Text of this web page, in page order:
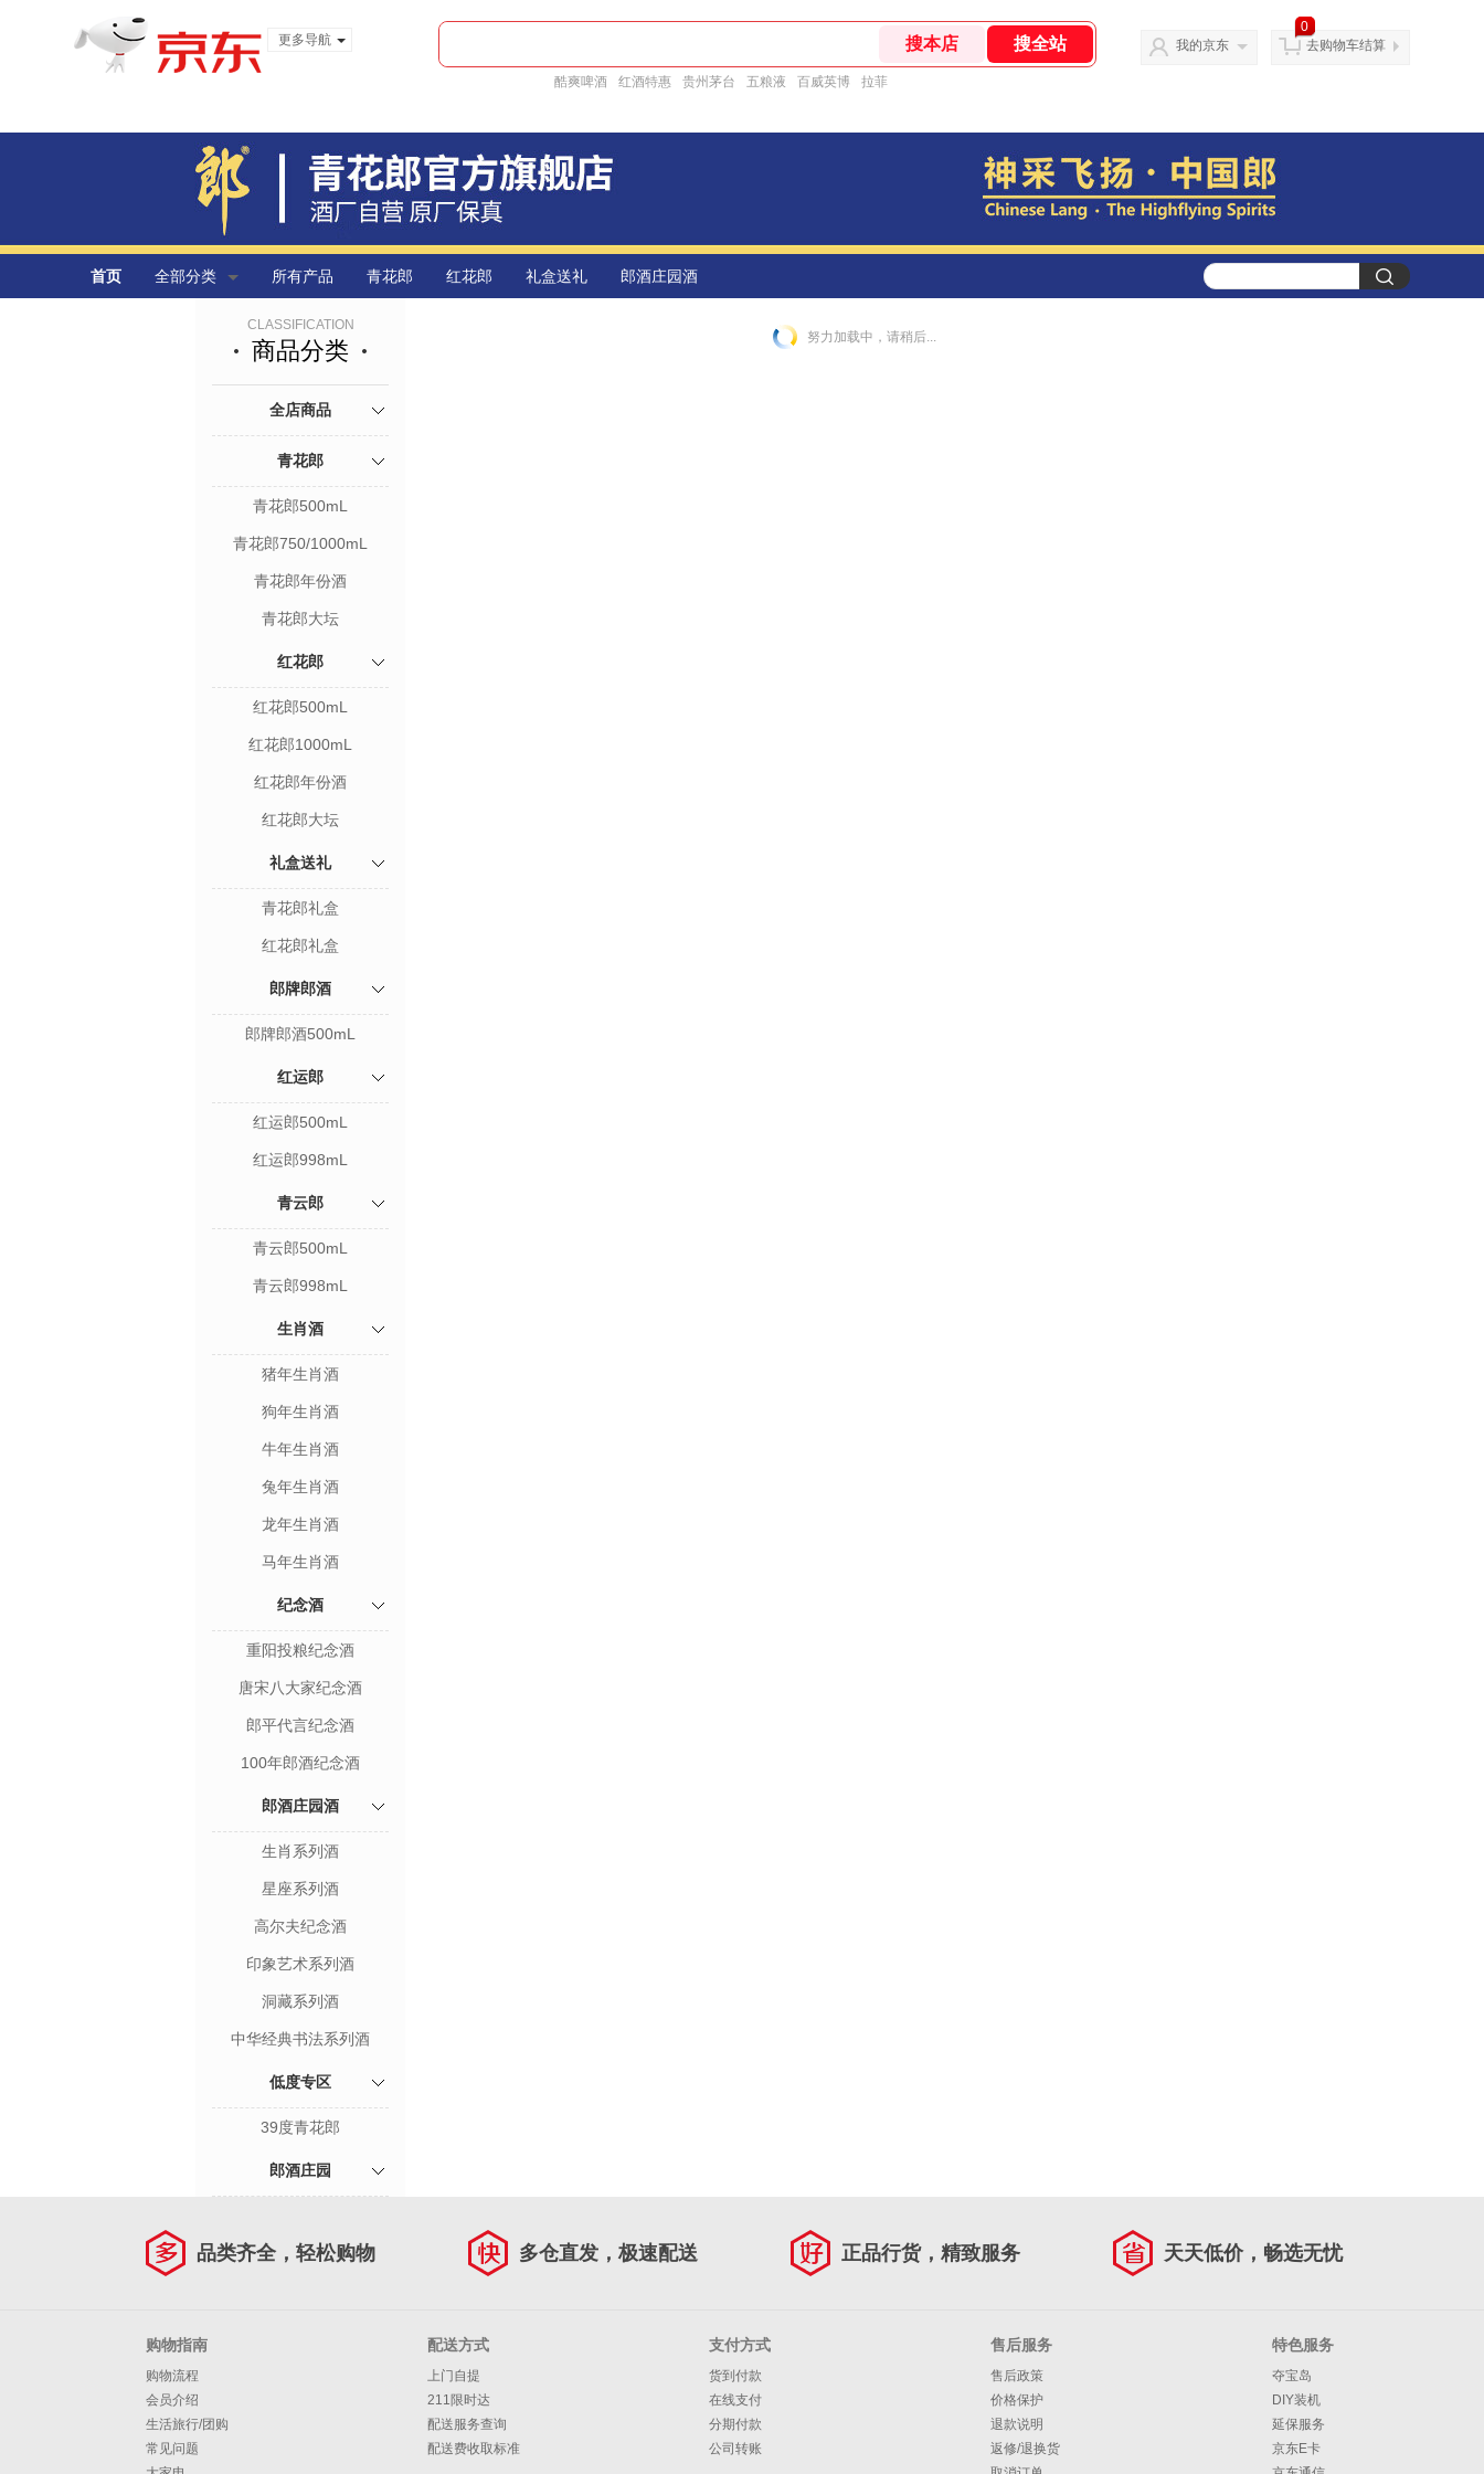
更多导航
酷爽啤酒 红酒特惠 贵州茅台 五粮液 百威英博 拉菲
我的京东
0
去购物车结算
首页 全部分类 所有产品 青花郎 红花郎 礼盒送礼 郎酒庄园酒
CLASSIFICATION
商品分类
全店商品
青花郎
青花郎500mL
青花郎750/1000mL
青花郎年份酒
青花郎大坛
红花郎
红花郎500mL
红花郎1000mL
红花郎年份酒
红花郎大坛
礼盒送礼
青花郎礼盒
红花郎礼盒
郎牌郎酒
郎牌郎酒500mL
红运郎
红运郎500mL
红运郎998mL
青云郎
青云郎500mL
青云郎998mL
生肖酒
猪年生肖酒
狗年生肖酒
牛年生肖酒
兔年生肖酒
龙年生肖酒
马年生肖酒
纪念酒
重阳投粮纪念酒
唐宋八大家纪念酒
郎平代言纪念酒
100年郎酒纪念酒
郎酒庄园酒
生肖系列酒
星座系列酒
高尔夫纪念酒
印象艺术系列酒
洞藏系列酒
中华经典书法系列酒
低度专区
39度青花郎
郎酒庄园
努力加载中，请稍后...
品类齐全，轻松购物 多仓直发，极速配送 正品行货，精致服务 天天低价，畅选无忧
购物指南
购物流程
会员介绍
生活旅行/团购
常见问题
配送方式
上门自提
211限时达
配送服务查询
配送费收取标准
支付方式
货到付款
在线支付
分期付款
公司转账
售后服务
售后政策
价格保护
退款说明
返修/退换货
特色服务
夺宝岛
DIY装机
延保服务
京东E卡